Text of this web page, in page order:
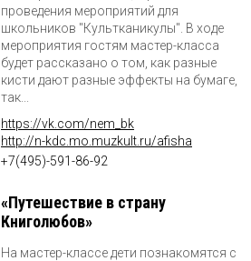
проведения мероприятий для
школьников "Культканикулы". В ходе
мероприятия гостям мастер-класса
будет рассказано о том, как разные
кисти дают разные эффекты на бумаге,
так...
https://vk.com/nem_bk
http://n-kdc.mo.muzkult.ru/afisha
+7(495)-591-86-92
«Путешествие в страну
Книголюбов»
На мастер-классе дети познакомятся с